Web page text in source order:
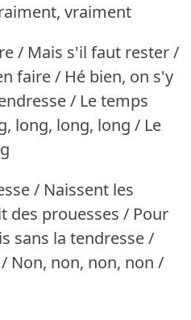
vraiment
/ Mais s'il faut rester /
faire / Hé bien, on s'y
/ Le temps
long, long, long / Le
/ Naissent les
des prouesses / Pour
sans la tendresse /
Non, non, non, non /